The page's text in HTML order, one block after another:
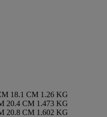
18.1 CM 1.26 KG
20.4 CM 1.473 KG
20.8 CM 1.602 KG